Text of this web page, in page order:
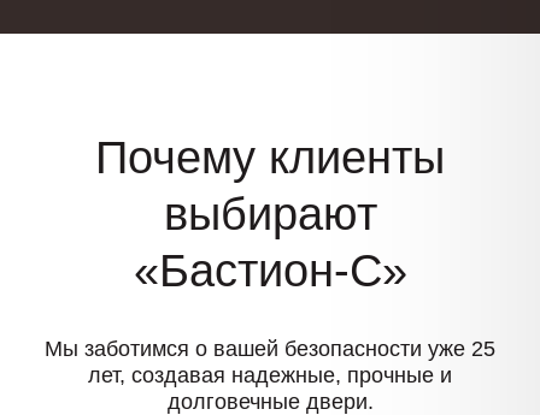
Почему клиенты
выбирают
«Бастион-С»
Мы заботимся о вашей безопасности уже 25
лет, создавая надежные, прочные и
долговечные двери.